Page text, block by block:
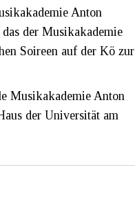
Anton
der Musikakademie
Soireen auf der Kö zur
Musikakademie Anton
der Universität am